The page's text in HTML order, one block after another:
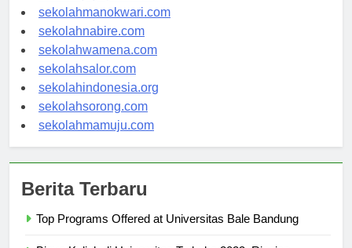
sekolahjayapura.com
sekolahmanokwari.com
sekolahnabire.com
sekolahwamena.com
sekolahsalor.com
sekolahindonesia.org
sekolahsorong.com